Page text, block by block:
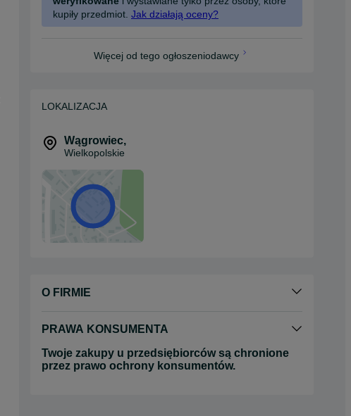
kupiły przedmiot. Jak działają oceny?
Więcej od tego ogłoszeniodawcy
LOKALIZACJA
Wągrowiec,
Wielkopolskie
O FIRMIE
PRAWA KONSUMENTA
Twoje zakupy u przedsiębiorców są chronione
przez prawo ochrony konsumentów.